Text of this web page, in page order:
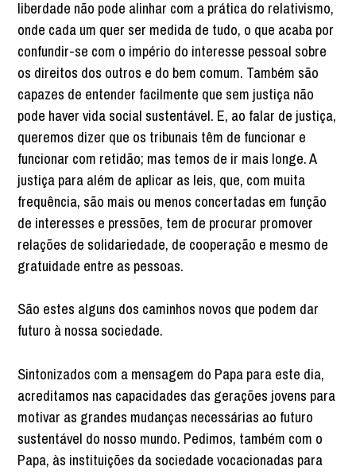
liberdade não pode alinhar com a prática do relativismo,
onde cada um quer ser medida de tudo, o que acaba por
confundir-se com o império do interesse pessoal sobre
os direitos dos outros e do bem comum. Também são
capazes de entender facilmente que sem justiça não
pode haver vida social sustentável. E, ao falar de justiça,
queremos dizer que os tribunais têm de funcionar e
funcionar com retidão; mas temos de ir mais longe. A
justiça para além de aplicar as leis, que, com muita
frequência, são mais ou menos concertadas em função
de interesses e pressões, tem de procurar promover
relações de solidariedade, de cooperação e mesmo de
gratuidade entre as pessoas.
São estes alguns dos caminhos novos que podem dar
futuro à nossa sociedade.
Sintonizados com a mensagem do Papa para este dia,
acreditamos nas capacidades das gerações jovens para
motivar as grandes mudanças necessárias ao futuro
sustentável do nosso mundo. Pedimos, também com o
Papa, às instituições da sociedade vocacionadas para